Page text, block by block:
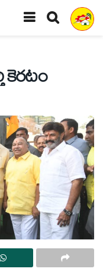
కెరటం